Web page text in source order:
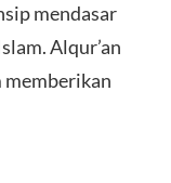
mendasar
Alqur’an
memberikan